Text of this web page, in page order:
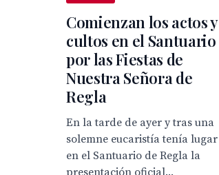
Comienzan los actos y
cultos en el Santuario
por las Fiestas de
Nuestra Señora de
Regla
En la tarde de ayer y tras una
solemne eucaristía tenía lugar
en el Santuario de Regla la
presentación oficial...